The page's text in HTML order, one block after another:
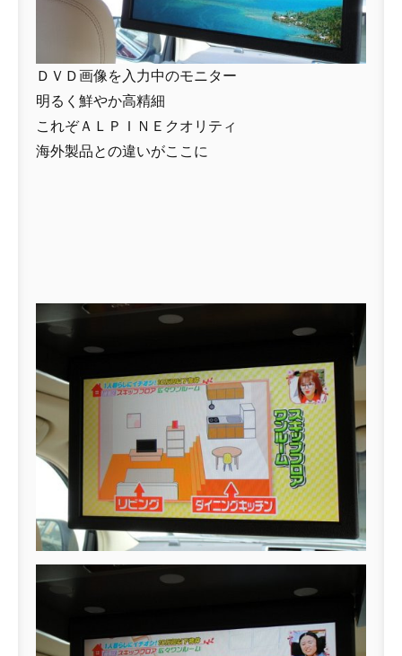
ＤＶＤ画像を入力中のモニター
明るく鮮やか高精細
これぞＡＬＰＩＮＥクオリティ
海外製品との違いがここに